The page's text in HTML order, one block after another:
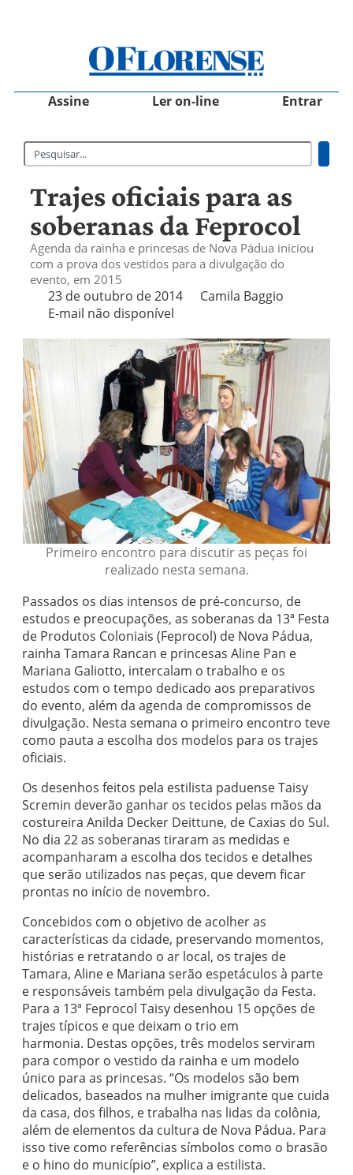
Assine Ler on-line Entrar
Trajes oficiais para as
soberanas da Feprocol
Agenda da rainha e princesas de Nova Pádua iniciou
com a prova dos vestidos para a divulgação do
evento, em 2015
23 de outubro de 2014
Camila Baggio
E-mail não disponível
Primeiro encontro para discutir as peças foi
realizado nesta semana.
Passados os dias intensos de pré-concurso, de
estudos e preocupações, as soberanas da 13ª Festa
de Produtos Coloniais (Feprocol) de Nova Pádua,
rainha Tamara Rancan e princesas Aline Pan e
Mariana Galiotto, intercalam o trabalho e os
estudos com o tempo dedicado aos preparativos
do evento, além da agenda de compromissos de
divulgação. Nesta semana o primeiro encontro teve
como pauta a escolha dos modelos para os trajes
oficiais.
Os desenhos feitos pela estilista paduense Taisy
Scremin deverão ganhar os tecidos pelas mãos da
costureira Anilda Decker Deittune, de Caxias do Sul.
No dia 22 as soberanas tiraram as medidas e
acompanharam a escolha dos tecidos e detalhes
que serão utilizados nas peças, que devem ficar
prontas no início de novembro.
Concebidos com o objetivo de acolher as
características da cidade, preservando momentos,
histórias e retratando o ar local, os trajes de
Tamara, Aline e Mariana serão espetáculos à parte
e responsáveis também pela divulgação da Festa.
Para a 13ª Feprocol Taisy desenhou 15 opções de
trajes típicos e que deixam o trio em
harmonia. Destas opções, três modelos serviram
para compor o vestido da rainha e um modelo
único para as princesas. “Os modelos são bem
delicados, baseados na mulher imigrante que cuida
da casa, dos filhos, e trabalha nas lidas da colônia,
além de elementos da cultura de Nova Pádua. Para
isso tive como referências símbolos como o brasão
e o hino do município”, explica a estilista.